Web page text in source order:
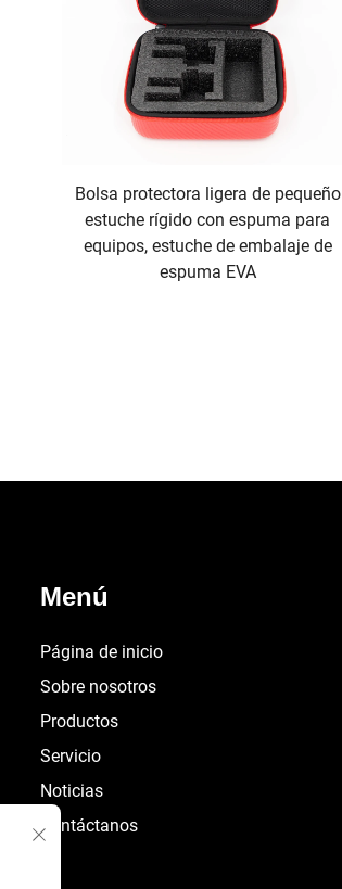
Bolsa protectora ligera de pequeño
estuche rígido con espuma para
equipos, estuche de embalaje de
espuma EVA
Menú
Página de inicio
Sobre nosotros
Productos
Servicio
Noticias
Contáctanos